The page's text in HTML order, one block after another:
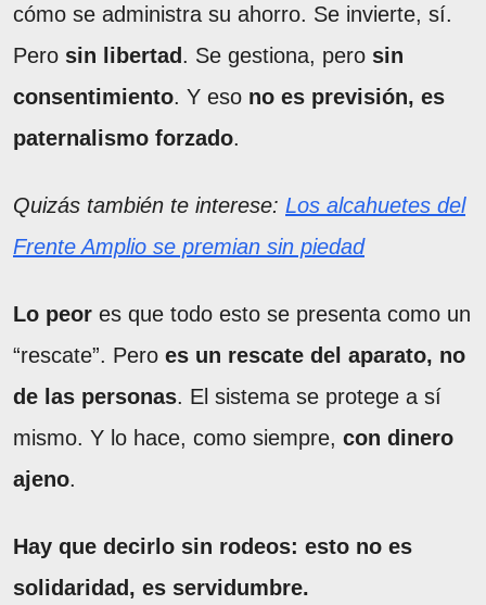
cómo se administra su ahorro. Se invierte, sí.
Pero sin libertad . Se gestiona, pero sin
consentimiento. Y eso no es previsión, es
paternalismo forzado.
Quizás también te interese: Los alcahuetes del
Frente Amplio se premian sin piedad
Lo peor es que todo esto se presenta como un
“rescate”. Pero es un rescate del aparato, no
de las personas. El sistema se protege a sí
mismo. Y lo hace, como siempre, con dinero
ajeno.
Hay que decirlo sin rodeos: esto no es
solidaridad, es servidumbre.